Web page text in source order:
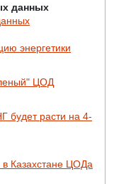
данных
энергетики
ЦОД
будет расти на 4-
Казахстане ЦОДа